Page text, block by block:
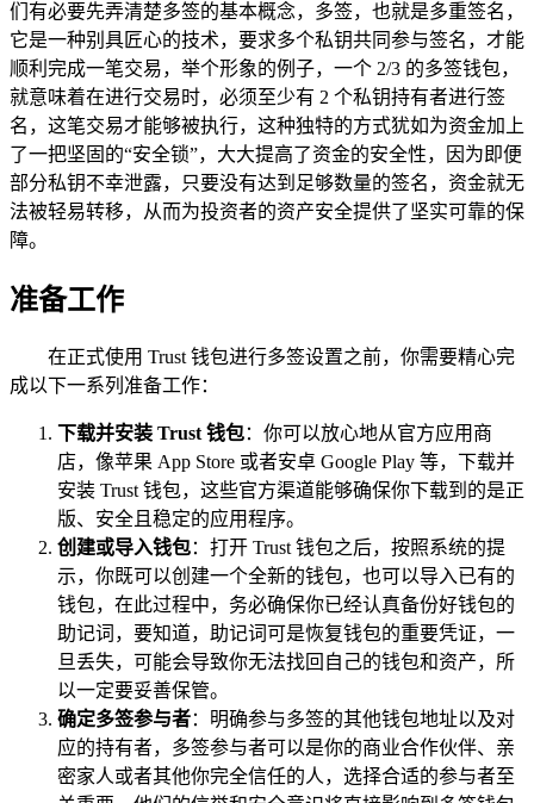
们有必要先弄清楚多签的基本概念，多签，也就是多重签名，
它是一种别具匠心的技术，要求多个私钥共同参与签名，才能
顺利完成一笔交易，举个形象的例子，一个 2/3 的多签钱包，
就意味着在进行交易时，必须至少有 2 个私钥持有者进行签
名，这笔交易才能够被执行，这种独特的方式犹如为资金加上
了一把坚固的“安全锁”，大大提高了资金的安全性，因为即便
部分私钥不幸泄露，只要没有达到足够数量的签名，资金就无
法被轻易转移，从而为投资者的资产安全提供了坚实可靠的保
障。
准备工作
在正式使用 Trust 钱包进行多签设置之前，你需要精心完
成以下一系列准备工作：
下载并安装 Trust 钱包：你可以放心地从官方应用商
店，像苹果 App Store 或者安卓 Google Play 等，下载并
安装 Trust 钱包，这些官方渠道能够确保你下载到的是正
版、安全且稳定的应用程序。
创建或导入钱包：打开 Trust 钱包之后，按照系统的提
示，你既可以创建一个全新的钱包，也可以导入已有的
钱包，在此过程中，务必确保你已经认真备份好钱包的
助记词，要知道，助记词可是恢复钱包的重要凭证，一
旦丢失，可能会导致你无法找回自己的钱包和资产，所
以一定要妥善保管。
确定多签参与者：明确参与多签的其他钱包地址以及对
应的持有者，多签参与者可以是你的商业合作伙伴、亲
密家人或者其他你完全信任的人，选择合适的参与者至